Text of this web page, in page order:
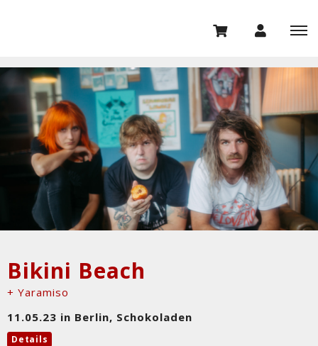
Bikini Beach
+ Yaramiso
11.05.23 in Berlin, Schokoladen
Details